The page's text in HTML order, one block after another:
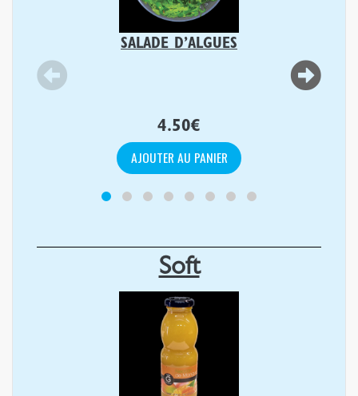
SALADE D’ALGUES
4.50€
AJOUTER AU PANIER
Soft